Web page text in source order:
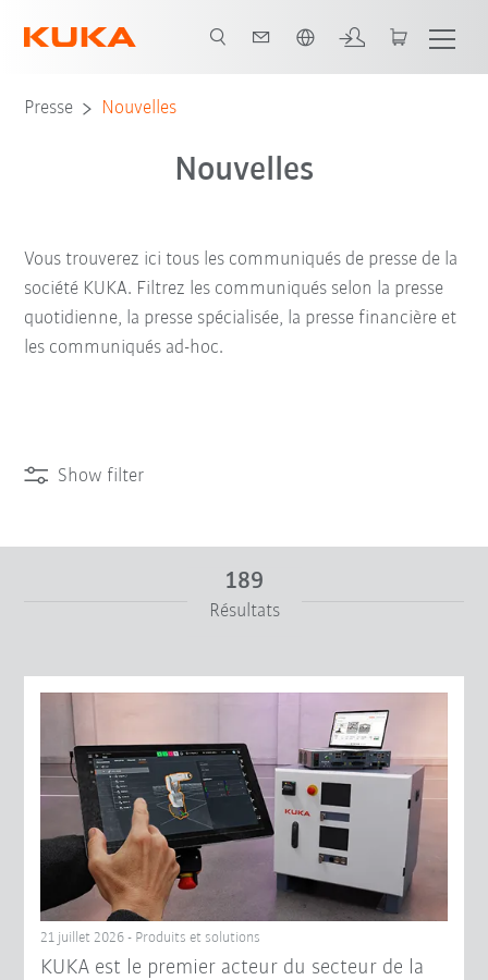
Presse Nouvelles
Nouvelles
Vous trouverez ici tous les communiqués de presse de la
société KUKA. Filtrez les communiqués selon la presse
quotidienne, la presse spécialisée, la presse financière et
les communiqués ad-hoc.
Show filter
Réinitialiser le filtre
189
Résultats
21 juillet 2026 - Produits et solutions
KUKA est le premier acteur du secteur de la